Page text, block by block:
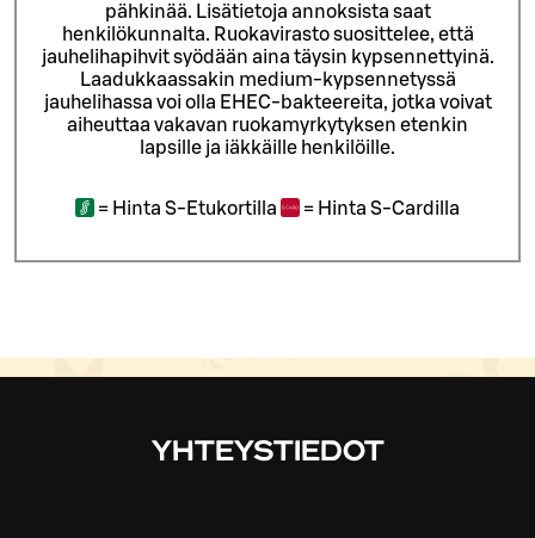
pähkinää. Lisätietoja annoksista saat
henkilökunnalta. Ruokavirasto suosittelee, että
jauhelihapihvit syödään aina täysin kypsennettyinä.
Laadukkaassakin medium-kypsennetyssä
jauhelihassa voi olla EHEC-bakteereita, jotka voivat
aiheuttaa vakavan ruokamyrkytyksen etenkin
lapsille ja iäkkäille henkilöille.
= Hinta S-Etukortilla = Hinta S-Cardilla
YHTEYSTIEDOT